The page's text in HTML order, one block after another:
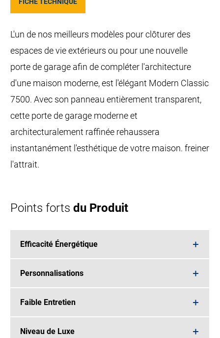
L'un de nos meilleurs modèles pour clôturer des
espaces de vie extérieurs ou pour une nouvelle
porte de garage afin de compléter l'architecture
d'une maison moderne, est l'élégant Modern Classic
7500. Avec son panneau entièrement transparent,
cette porte de garage moderne et
architecturalement raffinée rehaussera
instantanément l'esthétique de votre maison. freiner
l'attrait.
Points fortsdu Produit
Efficacité Énergétique
Personnalisations
Faible Entretien
Niveau de Luxe